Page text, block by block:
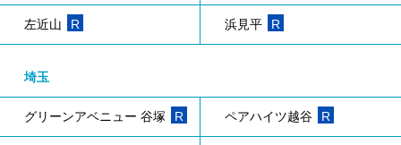
左近山 R 浜見平 R
埼玉
グリーンアベニュー 谷塚 R ペアハイツ越谷 R